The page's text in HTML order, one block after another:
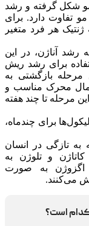
شکل گرفته و رشد
تفاوت دارد. برای
4 ماه بسته به ژنتیک هر فرد متغیر
رشد آناژن، در این
برای رشد ریش
بازگشتی به
محرک مناسب و
مرحله تا چند هفته
برای چندماه،
به تازگی در انسان
کاتاژن و تلوژن به
اگزوژن به صورت
می‌کنند.
است؟